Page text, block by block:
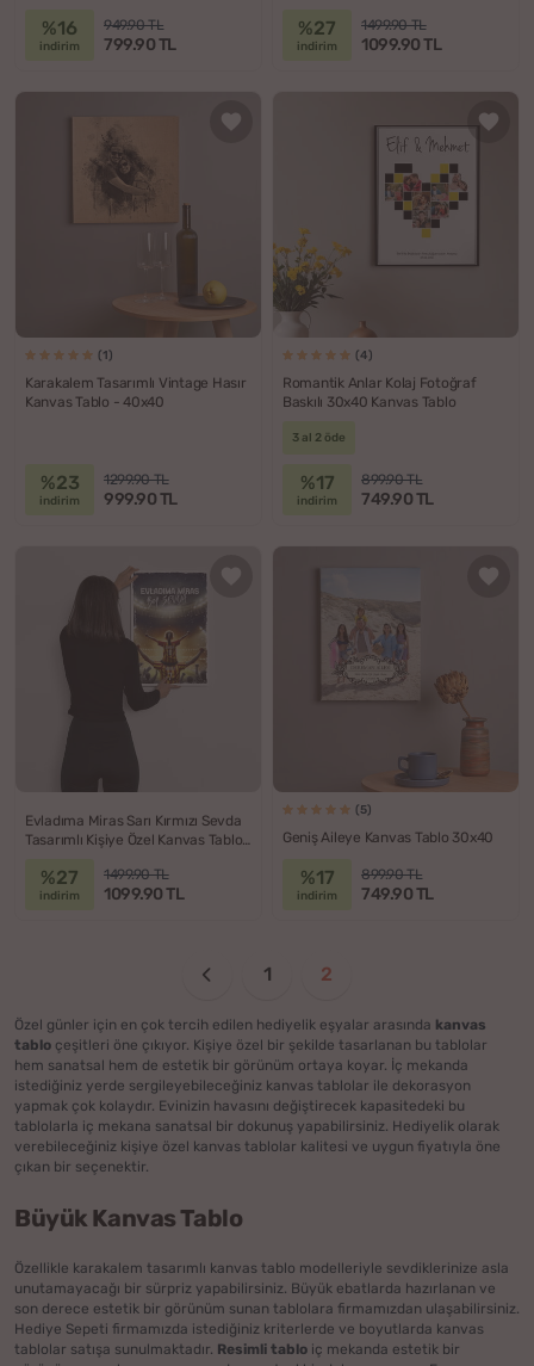
%16
indirim
949.90 TL
799.90 TL
%27
indirim
1499.90 TL
1099.90 TL
(1)
Karakalem Tasarımlı Vintage Hasır
Kanvas Tablo - 40x40
%23
indirim
1299.90 TL
999.90 TL
(4)
Romantik Anlar Kolaj Fotoğraf
Baskılı 30x40 Kanvas Tablo
3 al 2 öde
%17
indirim
899.90 TL
749.90 TL
Evladıma Miras Sarı Kırmızı Sevda
Tasarımlı Kişiye Özel Kanvas Tablo
%27
indirim
1499.90 TL
1099.90 TL
(5)
Geniş Aileye Kanvas Tablo 30x40
%17
indirim
899.90 TL
749.90 TL
1 2
Özel günler için en çok tercih edilen hediyelik eşyalar arasında kanvas
tablo çeşitleri öne çıkıyor. Kişiye özel bir şekilde tasarlanan bu tablolar
hem sanatsal hem de estetik bir görünüm ortaya koyar. İç mekanda
istediğiniz yerde sergileyebileceğiniz kanvas tablolar ile dekorasyon
yapmak çok kolaydır. Evinizin havasını değiştirecek kapasitedeki bu
tablolarla iç mekana sanatsal bir dokunuş yapabilirsiniz. Hediyelik olarak
verebileceğiniz kişiye özel kanvas tablolar kalitesi ve uygun fiyatıyla öne
çıkan bir seçenektir.
Büyük Kanvas Tablo
Özellikle karakalem tasarımlı kanvas tablo modelleriyle sevdiklerinize asla
unutamayacağı bir sürpriz yapabilirsiniz. Büyük ebatlarda hazırlanan ve
son derece estetik bir görünüm sunan tablolara firmamızdan ulaşabilirsiniz.
Hediye Sepeti firmamızda istediğiniz kriterlerde ve boyutlarda kanvas
tablolar satışa sunulmaktadır. Resimli tablo iç mekanda estetik bir